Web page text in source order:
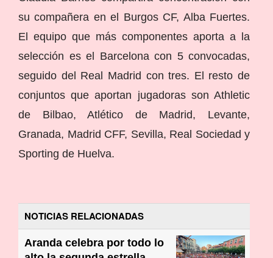
su compañera en el Burgos CF, Alba Fuertes.
El equipo que más componentes aporta a la
selección es el Barcelona con 5 convocadas,
seguido del Real Madrid con tres. El resto de
conjuntos que aportan jugadoras son Athletic
de Bilbao, Atlético de Madrid, Levante,
Granada, Madrid CFF, Sevilla, Real Sociedad y
Sporting de Huelva.
NOTICIAS RELACIONADAS
Aranda celebra por todo lo